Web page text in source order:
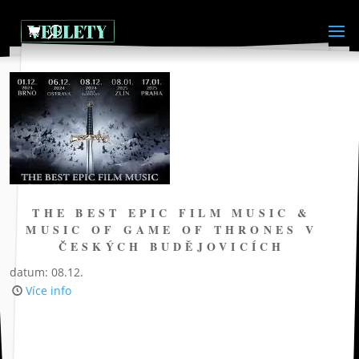
THE BEST EPIC FILM MUSIC &
MUSIC OF GAME OF THRONES V
ČESKÝCH BUDĚJOVICÍCH
datum: 08.12.
Více info